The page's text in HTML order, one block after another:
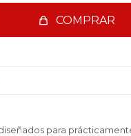
COMPRAR
para